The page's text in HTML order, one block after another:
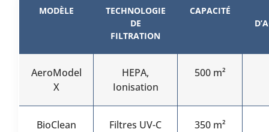
MODÈLE
TECHNOLOGIE
DE
FILTRATION
CAPACITÉ
AeroModel
X
HEPA,
Ionisation
500 m²
BioClean
Filtres UV-C 350 m²